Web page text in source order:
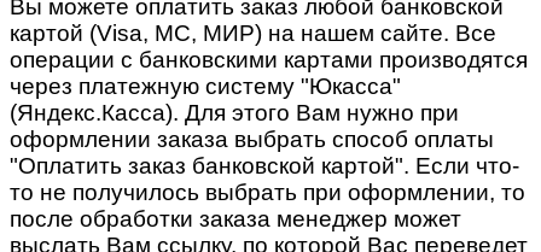
Вы можете оплатить заказ любой банковской
картой (Visa, MC, МИР) на нашем сайте. Все
операции с банковскими картами производятся
через платежную систему "Юкасса"
(Яндекс.Касса). Для этого Вам нужно при
оформлении заказа выбрать способ оплаты
"Оплатить заказ банковской картой". Если что-
то не получилось выбрать при оформлении, то
после обработки заказа менеджер может
выслать Вам ссылку, по которой Вас переведет